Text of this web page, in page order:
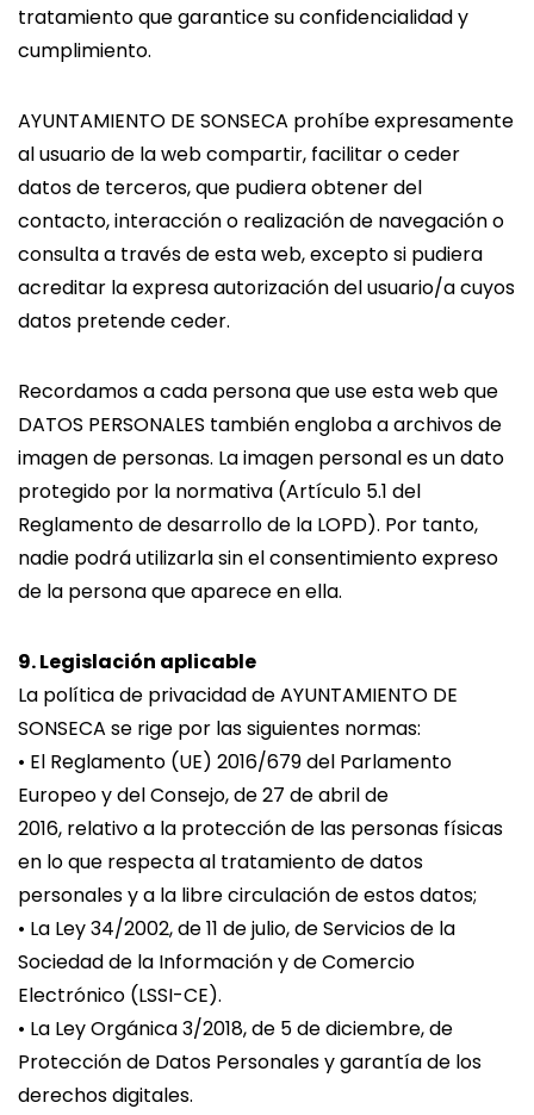
tratamiento que garantice su confidencialidad y
cumplimiento.
AYUNTAMIENTO DE SONSECA prohíbe expresamente
al usuario de la web compartir, facilitar o ceder
datos de terceros, que pudiera obtener del
contacto, interacción o realización de navegación o
consulta a través de esta web, excepto si pudiera
acreditar la expresa autorización del usuario/a cuyos
datos pretende ceder.
Recordamos a cada persona que use esta web que
DATOS PERSONALES también engloba a archivos de
imagen de personas. La imagen personal es un dato
protegido por la normativa (Artículo 5.1 del
Reglamento de desarrollo de la LOPD). Por tanto,
nadie podrá utilizarla sin el consentimiento expreso
de la persona que aparece en ella.
9. Legislación aplicable
La política de privacidad de AYUNTAMIENTO DE
SONSECA se rige por las siguientes normas:
• El Reglamento (UE) 2016/679 del Parlamento
Europeo y del Consejo, de 27 de abril de
2016, relativo a la protección de las personas físicas
en lo que respecta al tratamiento de datos
personales y a la libre circulación de estos datos;
• La Ley 34/2002, de 11 de julio, de Servicios de la
Sociedad de la Información y de Comercio
Electrónico (LSSI-CE).
• La Ley Orgánica 3/2018, de 5 de diciembre, de
Protección de Datos Personales y garantía de los
derechos digitales.